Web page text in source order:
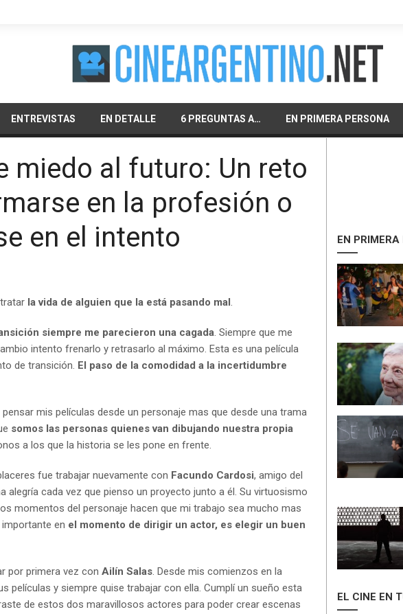
ENTREVISTAS EN DETALLE 6 PREGUNTAS A… EN PRIMERA PERSONA
miedo al futuro: Un reto
en la profesión o
en el intento
la vida de alguien que la está pasando mal.
siempre me parecieron una cagada. Siempre que me
intento frenarlo y retrasarlo al máximo. Esta es una película
de transición. El paso de la comodidad a la incertidumbre
mis películas desde un personaje mas que desde una trama
somos las personas quienes van dibujando nuestra propia
a los que la historia se les pone en frente.
fue trabajar nuevamente con Facundo Cardosi, amigo del
alegría cada vez que pienso un proyecto junto a él. Su virtuosismo
momentos del personaje hacen que mi trabajo sea mucho mas
en el momento de dirigir un actor, es elegir un buen
por primera vez con Ailín Salas. Desde mis comienzos en la
películas y siempre quise trabajar con ella. Cumplí un sueño esta
de estos dos maravillosos actores para poder crear escenas
EN
EL CINE EN